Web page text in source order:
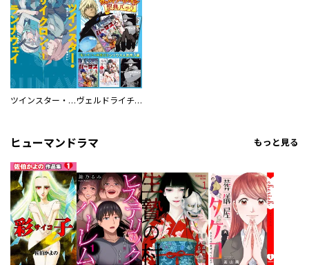
ツインスター・サイクロン・ランナウェイ ヴェルドライチオシ聖典パック 『転スラ』ミニ画集付き シリウス人気作３選
ヒューマンドラマ もっと見る